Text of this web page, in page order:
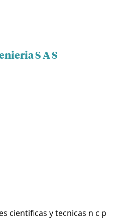
S A S
cientificas y tecnicas n c p